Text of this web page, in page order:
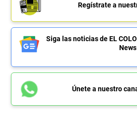
Regístrate a
Siga las noticias de EL
News
Únete a nuestro